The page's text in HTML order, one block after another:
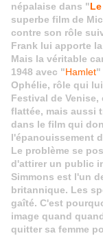
népalaise dans "
superbe film de
contre son rôle
Frank lui apporte
Mais la véritable
1948 avec "Hamlet"
Ophélie, rôle qui
Festival de
flattée, mais aussi
dans le film qui
l'épanouissement
Le problème se
d'attirer un public
Simmons est l'un
britannique. Les
gaîté. C'est
image quand
quitter sa femme